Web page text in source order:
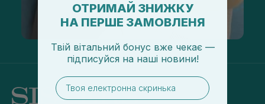
ОТРИМАЙ ЗНИЖКУ
НА ПЕРШЕ ЗАМОВЛЕНЯ
Твій вітальний бонус вже чекає —
підписуйся на наші новини!
email